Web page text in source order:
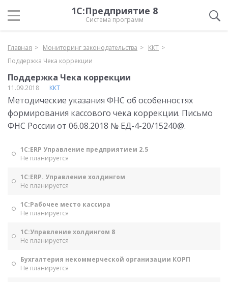
1С:Предприятие 8
Система программ
Главная Мониторинг законодательства
ККТ
Поддержка Чека коррекции
Поддержка Чека коррекции
11.09.2018 ККТ
Методические указания ФНС об особенностях
формирования кассового чека коррекции. Письмо
ФНС России от 06.08.2018 № ЕД-4-20/15240@.
1С:ERP Управление предприятием 2.5
Не планируется
1С:ERP. Управление холдингом
Не планируется
1С:Рабочее место кассира
Не планируется
1С:Управление холдингом 8
Не планируется
Бухгалтерия некоммерческой организации КОРП
Не планируется